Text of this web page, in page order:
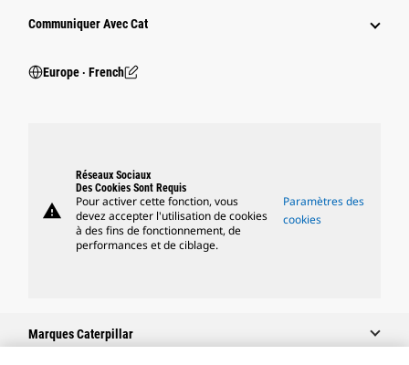
Communiquer Avec Cat
Europe ‧ French
warning
Réseaux Sociaux
Des Cookies Sont Requis
Pour activer cette fonction, vous
devez accepter l'utilisation de cookies
à des fins de fonctionnement, de
performances et de ciblage.
Paramètres des
cookies
Marques Caterpillar